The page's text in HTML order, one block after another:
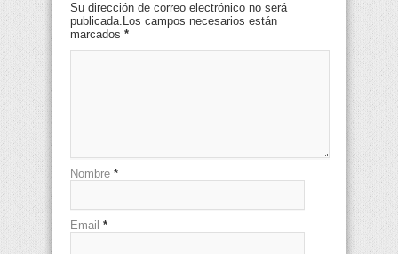
Su dirección de correo electrónico no será
publicada.Los campos necesarios están
marcados *
Nombre *
Email *